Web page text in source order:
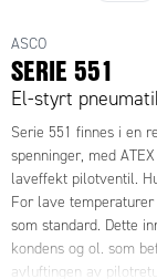
ASCO
SERIE 551
El-styrt
Serie 551 finnes i en
spenninger, med
laveffekt pilotventil.
For lave
som standard. Dette
kondens og ol. som
avluftingen av